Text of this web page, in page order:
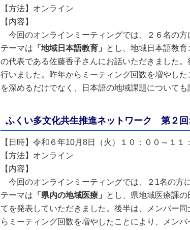
【方法】オンライン
【内容】
今回のオンラインミーティングでは、２６名の方
テーマは 「地域日本語教育」
とし、地域日本語教
の代表である佐藤香子さんにお話いただきました
行いました。昨年からミーティング回数を増やし
を深めるだけでなく、日本語の地域課題について
ふくい多文化共生推進ネットワーク 第２
【日時】令和６年10月8日（火）１０：００～１１
【方法】オンライン
【内容】
今回のオンラインミーティングでは、２1名の方
テーマは 「県内の地域医療」
とし、県地域医療課
てを発表していただきました。後半は、メンバー
らミーティング回数を増やしたことにより、メン